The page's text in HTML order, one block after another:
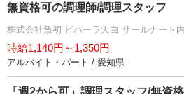
無資格可の調理師/調理スタッフ
株式会社魚初 ビハーラ天白 サールナート
時給1,140円～1,350円
アルバイト・パート / 愛知県
「週2から可」調理スタッフ/無資